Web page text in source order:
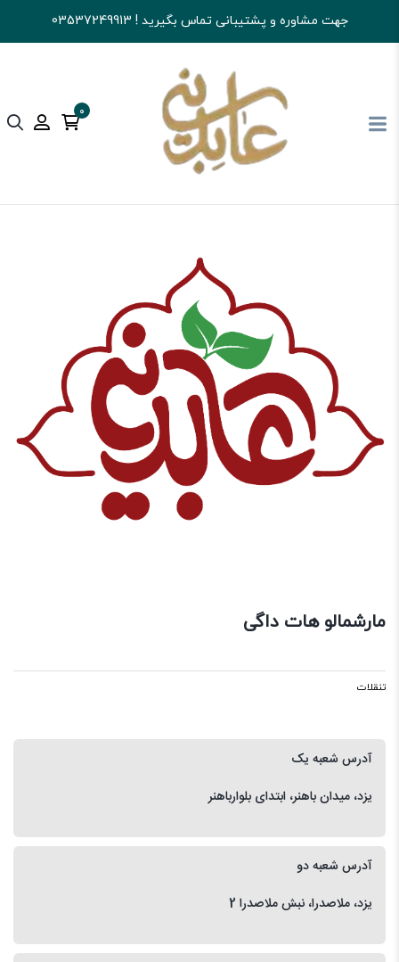
جهت مشاوره و پشتیبانی تماس بگیرید ! 03537249913
0
آجیل و خشکبار عابدینی تنقلات تنقلات
مارشمالو هات داگی
تنقلات
آدرس شعبه یک
یزد، میدان باهنر، ابتدای بلوارباهنر
آدرس شعبه دو
یزد، ملاصدرا، نبش ملاصدرا 2